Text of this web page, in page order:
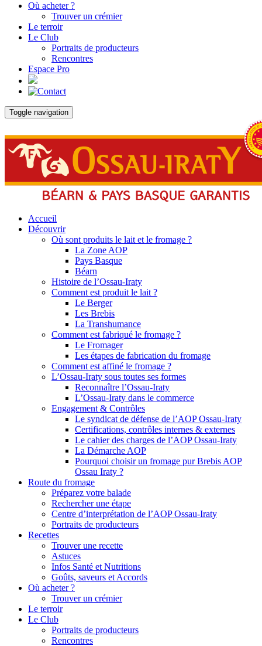
Où acheter ?
Trouver un crémier
Le terroir
Le Club
Portraits de producteurs
Rencontres
Espace Pro
Toggle navigation
Accueil
Découvrir
Où sont produits le lait et le fromage ?
La Zone AOP
Pays Basque
Béarn
Histoire de l’Ossau-Iraty
Comment est produit le lait ?
Le Berger
Les Brebis
La Transhumance
Comment est fabriqué le fromage ?
Le Fromager
Les étapes de fabrication du fromage
Comment est affiné le fromage ?
L’Ossau-Iraty sous toutes ses formes
Reconnaître l’Ossau-Iraty
L’Ossau-Iraty dans le commerce
Engagement & Contrôles
Le syndicat de défense de l’AOP Ossau-Iraty
Certifications, contrôles internes & externes
Le cahier des charges de l’AOP Ossau-Iraty
La Démarche AOP
Pourquoi choisir un fromage pur Brebis AOP
Ossau Iraty ?
Route du fromage
Préparez votre balade
Rechercher une étape
Centre d’interprétation de l’AOP Ossau-Iraty
Portraits de producteurs
Recettes
Trouver une recette
Astuces
Infos Santé et Nutritions
Goûts, saveurs et Accords
Où acheter ?
Trouver un crémier
Le terroir
Le Club
Portraits de producteurs
Rencontres